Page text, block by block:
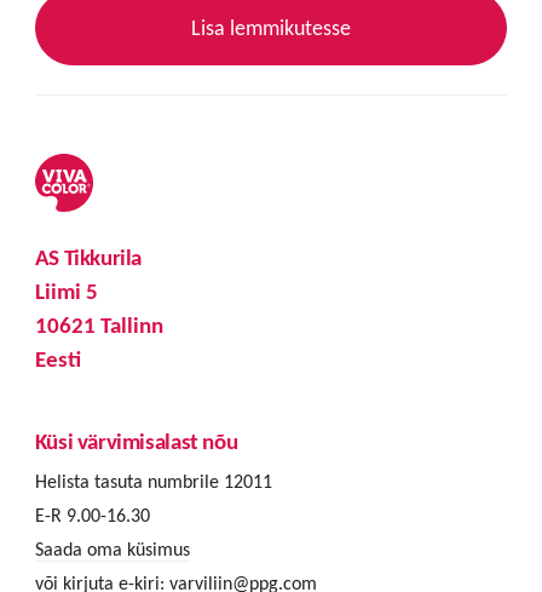
Lisa lemmikutesse
AS Tikkurila
Liimi 5
10621 Tallinn
Eesti
Küsi värvimisalast nõu
Helista tasuta numbrile 12011
E-R 9.00-16.30
Saada oma küsimus
või kirjuta e-kiri: varviliin@ppg.com